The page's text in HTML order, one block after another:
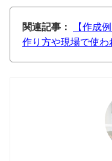
関連記事：
【作成
作り方や現場で使わ